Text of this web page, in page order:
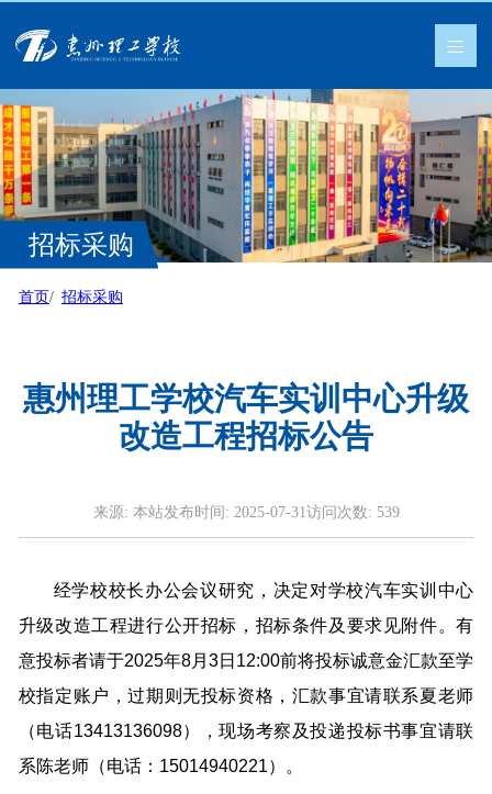
招标采购
首页 招标采购
惠州理工学校汽车实训中心升级
改造工程招标公告
来源: 本站发布时间: 2025-07-31访问次数: 539
经学校校长办公会议研究，决定对学校汽车实训中心
升级改造工程进行公开招标，招标条件及要求见附件。有
意投标者请于2025年8月3日12:00前将投标诚意金汇款至学
校指定账户，过期则无投标资格，汇款事宜请联系夏老师
（电话13413136098），现场考察及投递投标书事宜请联
系陈老师（电话：15014940221）。